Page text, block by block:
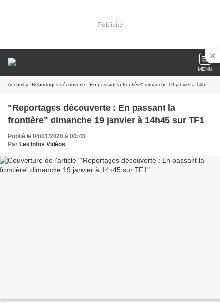
Publicité
MENU
Accueil » "Reportages découverte : En passant la frontière" dimanche 19 janvier à 14h45 sur TF1
"Reportages découverte : En passant la
frontière" dimanche 19 janvier à 14h45 sur TF1
Publié le 04/01/2020 à 00:43
Par Les Infos Vidéos